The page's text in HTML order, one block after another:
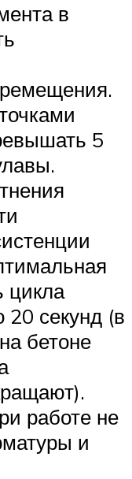
в
5
цикла
20 секунд (в
бетоне
работе не
и